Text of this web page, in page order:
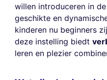
willen introduceren in
geschikte en
kinderen nu beginners
deze instelling biedt
leren en plezier